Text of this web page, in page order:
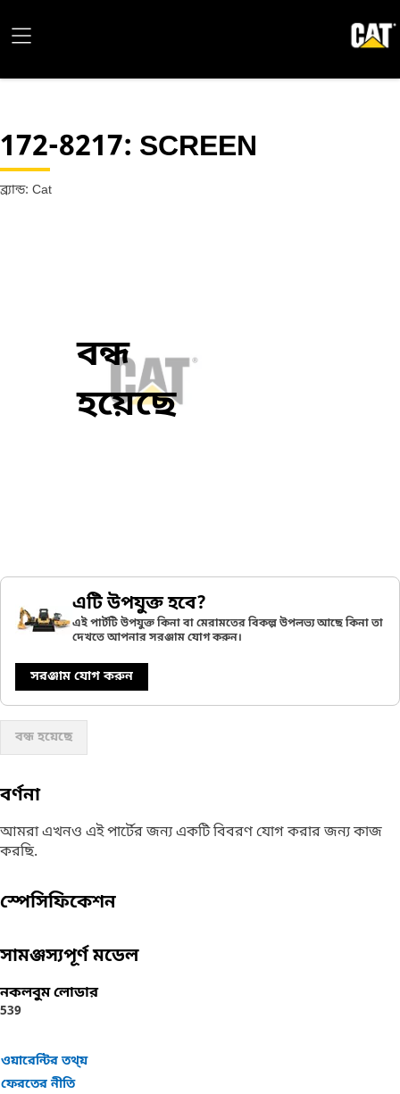
172-8217: SCREEN
ব্র্যান্ড: Cat
বন্ধ
হয়েছে
এটি উপযুক্ত হবে?
এই পার্টটি উপযুক্ত কিনা বা মেরামতের বিকল্প উপলভ্য আছে কিনা তা
দেখতে আপনার সরঞ্জাম যোগ করুন।
সরঞ্জাম যোগ করুন
বন্ধ হয়েছে
বর্ণনা
আমরা এখনও এই পার্টের জন্য একটি বিবরণ যোগ করার জন্য কাজ
করছি.
স্পেসিফিকেশন
সামঞ্জস্যপূর্ণ মডেল
নকলবুম লোডার
539
ওয়ারেন্টির তথ্য়
ফেরতের নীতি